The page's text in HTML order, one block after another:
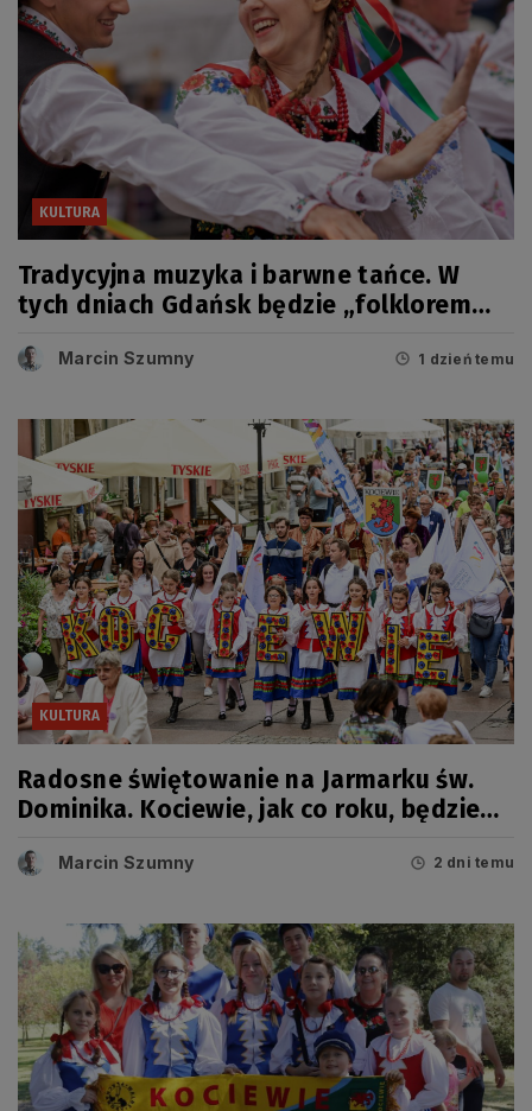
KULTURA
Tradycyjna muzyka i barwne tańce. W
tych dniach Gdańsk będzie „folklorem
Marcin Szumny 1 dzień temu
KULTURA
Radosne świętowanie na Jarmarku św.
Dominika. Kociewie, jak co roku, będzie
Marcin Szumny 2 dni temu